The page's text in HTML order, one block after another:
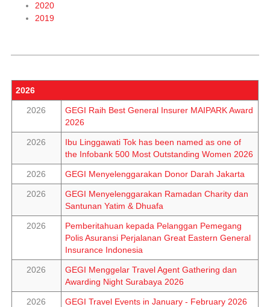
2020
2019
2026
2026
GEGI Raih Best General Insurer MAIPARK Award
2026
2026
Ibu Linggawati Tok has been named as one of
the Infobank 500 Most Outstanding Women 2026
2026 GEGI Menyelenggarakan Donor Darah Jakarta
2026
GEGI Menyelenggarakan Ramadan Charity dan
Santunan Yatim & Dhuafa
2026
Pemberitahuan kepada Pelanggan Pemegang
Polis Asuransi Perjalanan Great Eastern General
Insurance Indonesia
2026
GEGI Menggelar Travel Agent Gathering dan
Awarding Night Surabaya 2026
2026 GEGI Travel Events in January - February 2026